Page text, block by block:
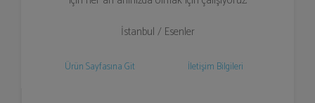
İstanbul / Esenler
Ürün Sayfasına Git İletişim Bilgileri